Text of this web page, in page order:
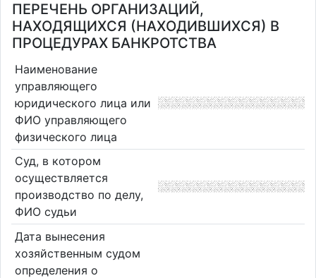
ПЕРЕЧЕНЬ ОРГАНИЗАЦИЙ,
НАХОДЯЩИХСЯ (НАХОДИВШИХСЯ) В
ПРОЦЕДУРАХ БАНКРОТСТВА
Наименование
управляющего
юридического лица или
ФИО управляющего
физического лица
Суд, в котором
осуществляется
производство по делу,
ФИО судьи
Дата вынесения
хозяйственным судом
определения о